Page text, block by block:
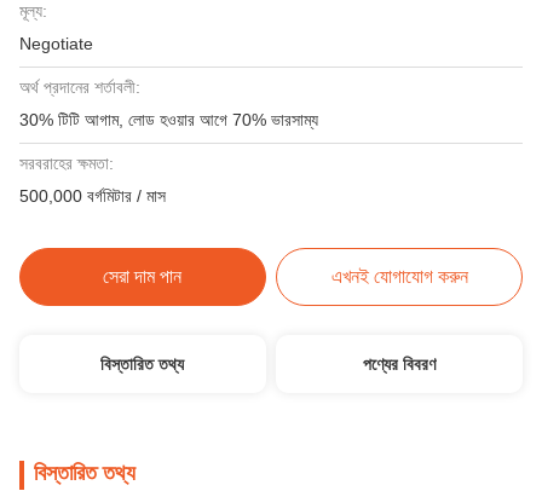
মূল্য:
Negotiate
অর্থ প্রদানের শর্তাবলী:
30% টিটি আগাম, লোড হওয়ার আগে 70% ভারসাম্য
সরবরাহের ক্ষমতা:
500,000 বর্গমিটার / মাস
সেরা দাম পান এখনই যোগাযোগ করুন
বিস্তারিত তথ্য পণ্যের বিবরণ
বিস্তারিত তথ্য